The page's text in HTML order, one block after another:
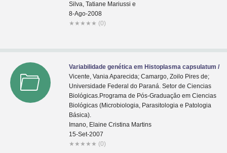
Silva, Tatiane Mariussi e
8-Ago-2008
★ ★ ★ ★ ★ (0)
Variabilidade genética em Histoplasma capsulatum /
Vicente, Vania Aparecida; Camargo, Zoilo Pires de;
Universidade Federal do Paraná. Setor de Ciencias
Biológicas.Programa de Pós-Graduaçăo em Ciencias
Biológicas (Microbiologia, Parasitologia e Patologia
Básica).
Imano, Elaine Cristina Martins
15-Set-2007
★ ★ ★ ★ ★ (0)